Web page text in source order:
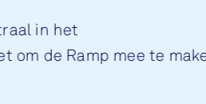
in het
om de Ramp mee te